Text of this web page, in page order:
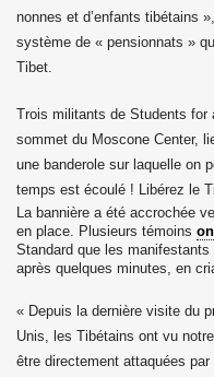
nonnes et d’enfants tibétains
système de « pensionnats »
Tibet.
Trois militants de Students for
sommet du Moscone Center,
une banderole sur laquelle on
temps est écoulé ! Libérez le
La bannière a été accrochée
en place. Plusieurs témoins
Standard que les manifestants
après quelques minutes, en
« Depuis la dernière visite du
Unis, les Tibétains ont vu
être directement attaquées